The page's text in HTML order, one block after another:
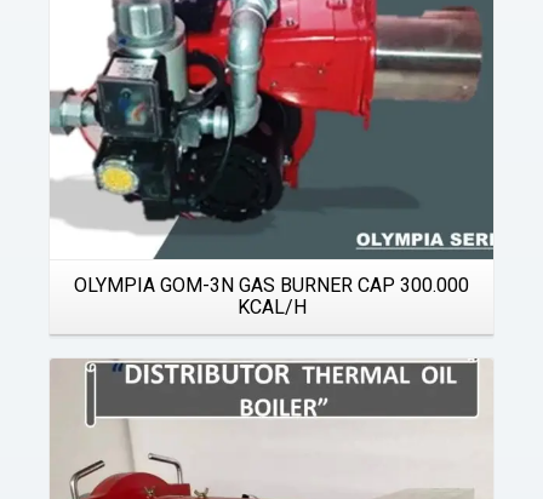
OLYMPIA GOM-3N GAS BURNER CAP 300.000
KCAL/H